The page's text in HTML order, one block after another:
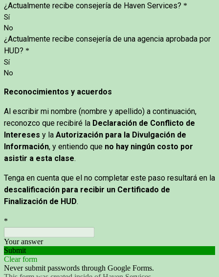
¿Actualmente recibe consejería de Haven Services? *
Sí
No
¿Actualmente recibe consejería de una agencia aprobada por
HUD? *
Sí
No
Reconocimientos y acuerdos
Al escribir mi nombre (nombre y apellido) a continuación,
reconozco que recibiré la Declaración de Conflicto de
Intereses y la Autorización para la Divulgación de
Información, y entiendo que no hay ningún costo por
asistir a esta clase.
Tenga en cuenta que el no completar este paso resultará en la
descalificación para recibir un Certificado de
Finalización de HUD.
*
Your answer
Submit
Clear form
Never submit passwords through Google Forms.